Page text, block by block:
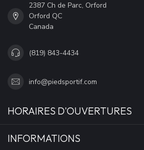
2387 Ch de Parc, Orford
Orford QC
Canada
(819) 843-4434
info@piedsportif.com
HORAIRES D'OUVERTURES
INFORMATIONS